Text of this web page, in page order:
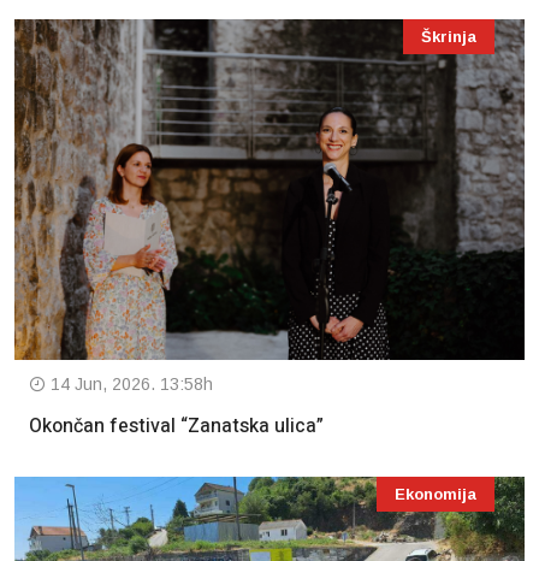
Škrinja
14 Jun, 2026. 13:58h
Okončan festival “Zanatska ulica”
Ekonomija